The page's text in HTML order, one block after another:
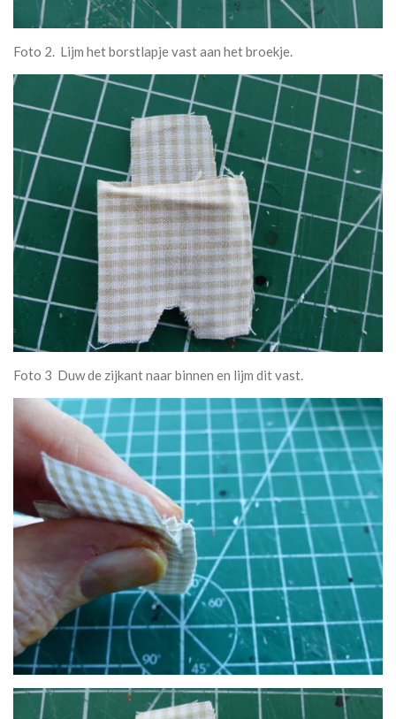
Foto 2. Lijm het borstlapje vast aan het broekje.
Foto 3 Duw de zijkant naar binnen en lijm dit vast.